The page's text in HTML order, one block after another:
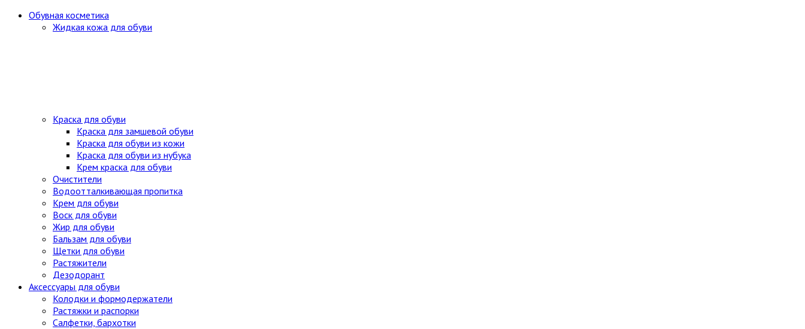
Обувная косметика
Жидкая кожа для обуви
Краска для обуви
Краска для замшевой обуви
Краска для обуви из кожи
Краска для обуви из нубука
Крем краска для обуви
Очистители
Водоотталкивающая пропитка
Крем для обуви
Воск для обуви
Жир для обуви
Бальзам для обуви
Щетки для обуви
Растяжители
Дезодорант
Аксессуары для обуви
Колодки и формодержатели
Растяжки и распорки
Салфетки, бархотки